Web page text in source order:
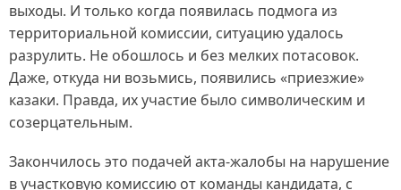
выходы. И только когда появилась подмога из
территориальной комиссии, ситуацию удалось
разрулить. Не обошлось и без мелких потасовок.
Даже, откуда ни возьмись, появились «приезжие»
казаки. Правда, их участие было символическим и
созерцательным.
Закончилось это подачей акта-жалобы на нарушение
в участковую комиссию от команды кандидата, с